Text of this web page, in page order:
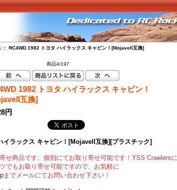
:: RC4WD 1982 トヨタ ハイラックス キャビン！[MojaveII互換]
商品4/197
1982 トヨタ ハイラックス キャビン！
互換]
円
イラックス キャビン！[MojaveII互換][プラスチック]
せ商品です。個別にてお取り寄せ可能です！YSS Crawlersに
でもお取り寄せ可能ですので、お気軽に
までメールにてお問い合わせ下さい！